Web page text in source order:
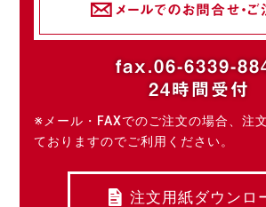
メールでのお問合せ・ご
fax.06-6339-
24時間受付
※メール・FAXでのご注文の場合、注
ておりますのでご利用ください。
注文用紙ダウンロ